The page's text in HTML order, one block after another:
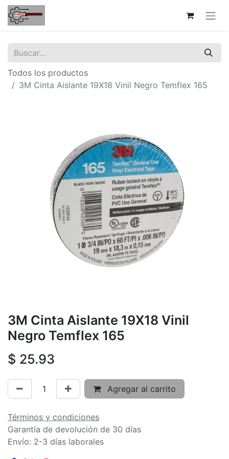
Todos los productos
3M Cinta Aislante 19X18 Vinil Negro Temflex 165
3M Cinta Aislante 19X18 Vinil
Negro Temflex 165
$ 25.93
Agregar al carrito
Términos y condiciones
Garantía de devolución de 30 días
Envío: 2-3 días laborales